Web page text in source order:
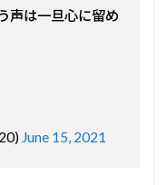
声は一旦心に留め
June 15, 2021